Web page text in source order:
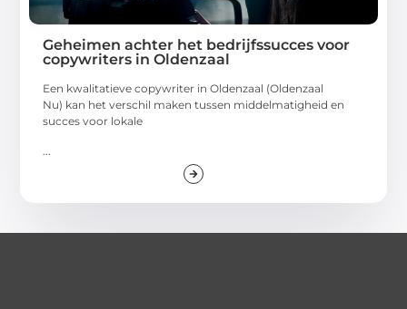
Geheimen achter het bedrijfssucces voor
copywriters in Oldenzaal
Een kwalitatieve copywriter in Oldenzaal (Oldenzaal
Nu) kan het verschil maken tussen middelmatigheid en
succes voor lokale